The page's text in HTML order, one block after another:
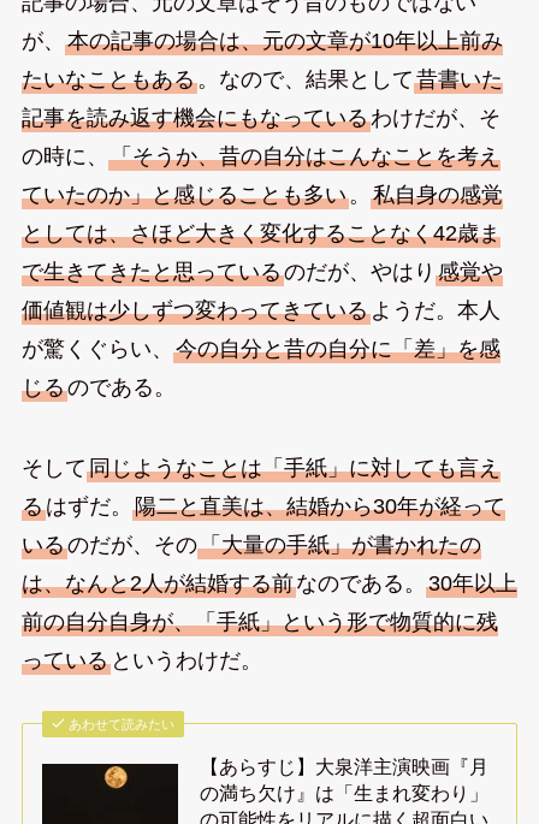
が、 本の記事の場合は、元の文章が10年以上前み
たいなこともある。なので、結果として昔書いた
記事を読み返す機会にもなっているわけだが、そ
の時に、 「そうか、昔の自分はこんなことを考え
ていたのか」と感じることも多い。 私自身の感覚
としては、さほど大きく変化することなく42歳ま
で生きてきたと思っているのだが、やはり 感覚や
価値観は少しずつ変わってきているようだ。本人
が驚くぐらい、 今の自分と昔の自分に「差」を感
じるのである。
そして同じようなことは「手紙」に対しても言え
るはずだ。 陽二と直美は、結婚から30年が経って
いるのだが、その「大量の手紙」が書かれたの
は、なんと2人が結婚する前なのである。 30年以上
前の自分自身が、「手紙」という形で物質的に残
っているというわけだ。
あわせて読みたい
【あらすじ】大泉洋主演映画『月
の満ち欠け』は「生まれ変わり」
の可能性をリアルに描く超面白い